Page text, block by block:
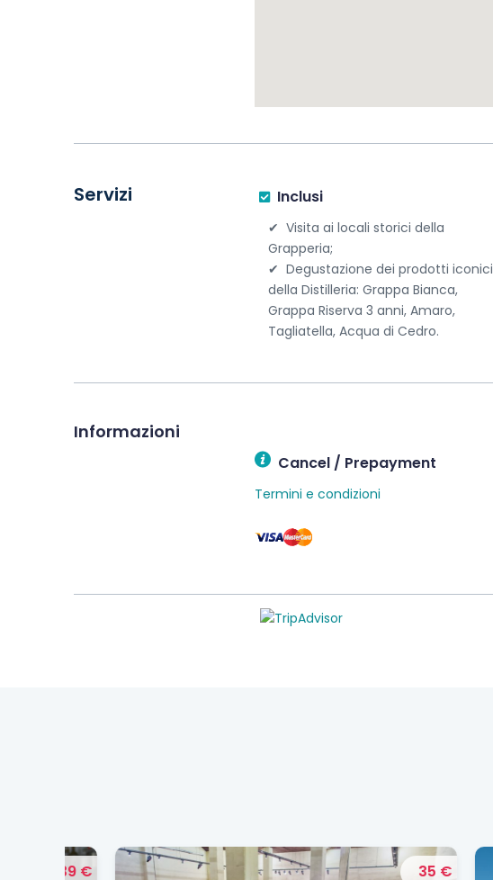
Servizi Inclusi
Visita ai locali storici della
Grapperia;
Degustazione dei prodotti iconici
della Distilleria: Grappa Bianca,
Grappa Riserva 3 anni, Amaro,
Tagliatella, Acqua di Cedro.
Informazioni
Cancel / Prepayment
Termini e condizioni
35 €